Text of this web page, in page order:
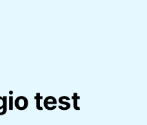
test